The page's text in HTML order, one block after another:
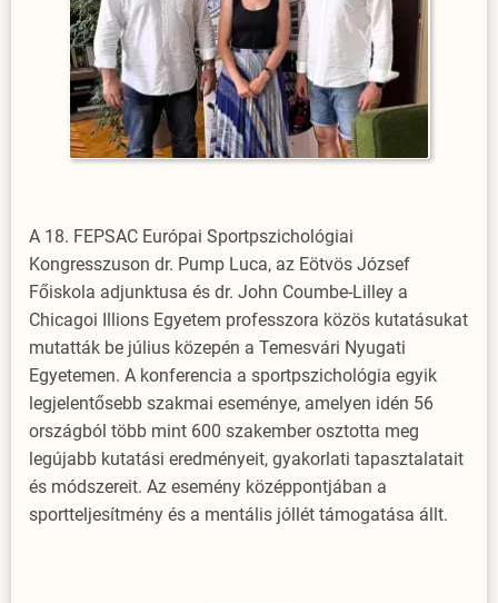
A 18. FEPSAC Európai Sportpszichológiai
Kongresszuson dr. Pump Luca, az Eötvös József
Főiskola adjunktusa és dr. John Coumbe-Lilley a
Chicagoi Illions Egyetem professzora közös kutatásukat
mutatták be július közepén a Temesvári Nyugati
Egyetemen. A konferencia a sportpszichológia egyik
legjelentősebb szakmai eseménye, amelyen idén 56
országból több mint 600 szakember osztotta meg
legújabb kutatási eredményeit, gyakorlati tapasztalatait
és módszereit. Az esemény középpontjában a
sportteljesítmény és a mentális jóllét támogatása állt.